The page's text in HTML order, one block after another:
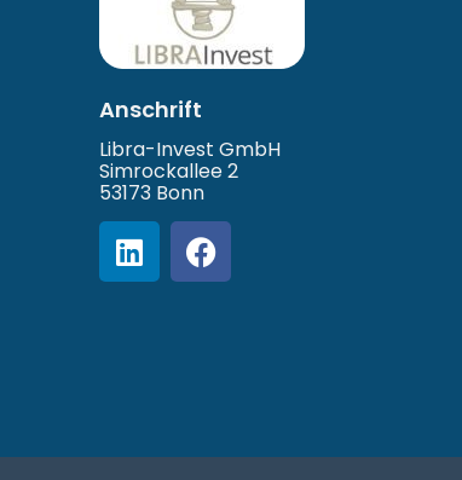
Anschrift
Libra-Invest GmbH
Simrockallee 2
53173 Bonn